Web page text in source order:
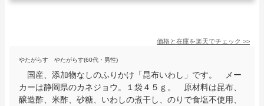
価格と在庫を楽天でチェック >>
やたがらす やたがらす(60代・男性)
国産、添加物なしのふりかけ「昆布いわし」です。 メー
カーは静岡県のカネジョウ。１袋４５ｇ。 原材料は昆布、
醸造酢、米酢、砂糖、いわしの煮干し、のりで食塩不使用、